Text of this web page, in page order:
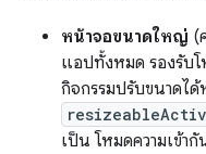
หน้าจอขนาดใหญ่ (
แอปทั้งหมด รองรับโ
กิจกรรมปรับขนาดได้
เป็น โหมดความเข้า